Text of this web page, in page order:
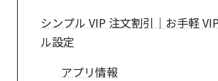
シンプル VIP 注文割引｜お手軽
ル設定
アプリ情報